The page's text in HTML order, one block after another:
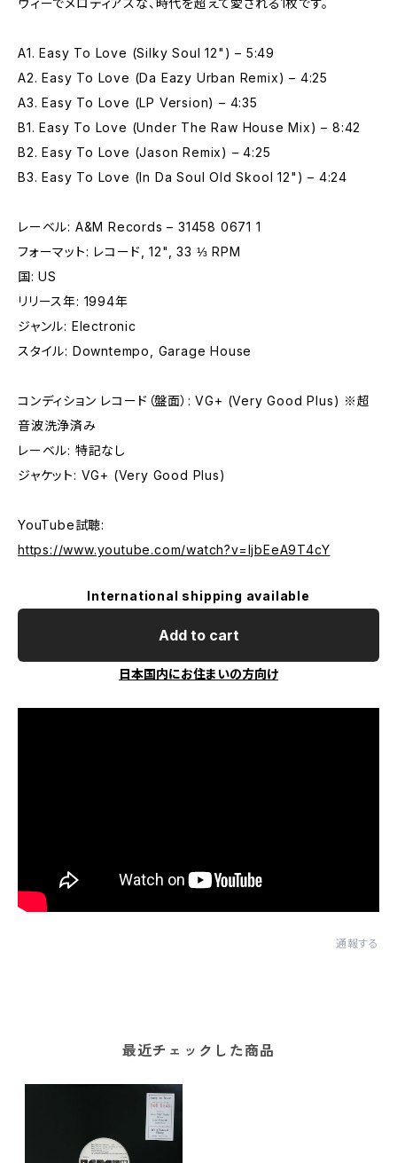
ヴィーでメロディアスな、時代を超えて愛される1枚です。
A1. Easy To Love (Silky Soul 12") – 5:49
A2. Easy To Love (Da Eazy Urban Remix) – 4:25
A3. Easy To Love (LP Version) – 4:35
B1. Easy To Love (Under The Raw House Mix) – 8:42
B2. Easy To Love (Jason Remix) – 4:25
B3. Easy To Love (In Da Soul Old Skool 12") – 4:24
レーベル: A&M Records – 31458 0671 1
フォーマット: レコード, 12", 33 ⅓ RPM
国: US
リリース年: 1994年
ジャンル: Electronic
スタイル: Downtempo, Garage House
コンディション レコード（盤面）: VG+ (Very Good Plus) ※超
音波洗浄済み
レーベル: 特記なし
ジャケット: VG+ (Very Good Plus)
YouTube試聴:
https://www.youtube.com/watch?v=ljbEeA9T4cY
International shipping available
Add to cart
日本国内にお住まいの方向け
通報する
最近チェックした商品